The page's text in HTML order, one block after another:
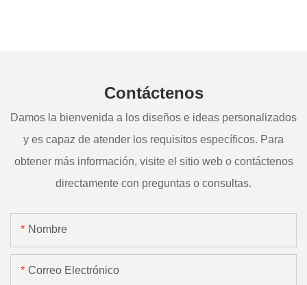
Contáctenos
Damos la bienvenida a los diseños e ideas personalizados
y es capaz de atender los requisitos específicos. Para
obtener más información, visite el sitio web o contáctenos
directamente con preguntas o consultas.
Nombre
Correo Electrónico